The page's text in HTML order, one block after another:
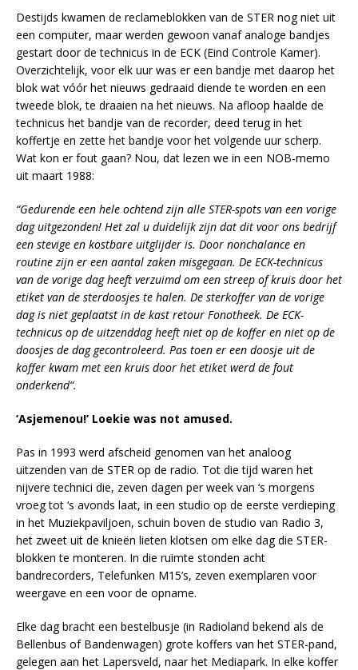
Destijds kwamen de reclameblokken van de STER nog niet uit
een computer, maar werden gewoon vanaf analoge bandjes
gestart door de technicus in de ECK (Eind Controle Kamer).
Overzichtelijk, voor elk uur was er een bandje met daarop het
blok wat vóór het nieuws gedraaid diende te worden en een
tweede blok, te draaien na het nieuws. Na afloop haalde de
technicus het bandje van de recorder, deed terug in het
koffertje en zette het bandje voor het volgende uur scherp.
Wat kon er fout gaan? Nou, dat lezen we in een NOB-memo
uit maart 1988:
“Gedurende een hele ochtend zijn alle STER-spots van een vorige
dag uitgezonden! Het zal u duidelijk zijn dat dit voor ons bedrijf
een stevige en kostbare uitglijder is. Door nonchalance en
routine zijn er een aantal zaken misgegaan. De ECK-technicus
van de vorige dag heeft verzuimd om een streep of kruis door het
etiket van de sterdoosjes te halen. De sterkoffer van de vorige
dag is niet geplaatst in de kast retour Fonotheek. De ECK-
technicus op de uitzenddag heeft niet op de koffer en niet op de
doosjes de dag gecontroleerd. Pas toen er een doosje uit de
koffer kwam met een kruis door het etiket werd de fout
onderkend“.
‘Asjemenou!’ Loekie was not amused.
Pas in 1993 werd afscheid genomen van het analoog
uitzenden van de STER op de radio. Tot die tijd waren het
nijvere technici die, zeven dagen per week van ‘s morgens
vroeg tot ‘s avonds laat, in een studio op de eerste verdieping
in het Muziekpaviljoen, schuin boven de studio van Radio 3,
het zweet uit de knieën lieten klotsen om elke dag die STER-
blokken te monteren. In die ruimte stonden acht
bandrecorders, Telefunken M15’s, zeven exemplaren voor
weergave en een voor de opname.
Elke dag bracht een bestelbusje (in Radioland bekend als de
Bellenbus of Bandenwagen) grote koffers van het STER-pand,
gelegen aan het Lapersveld, naar het Mediapark. In elke koffer